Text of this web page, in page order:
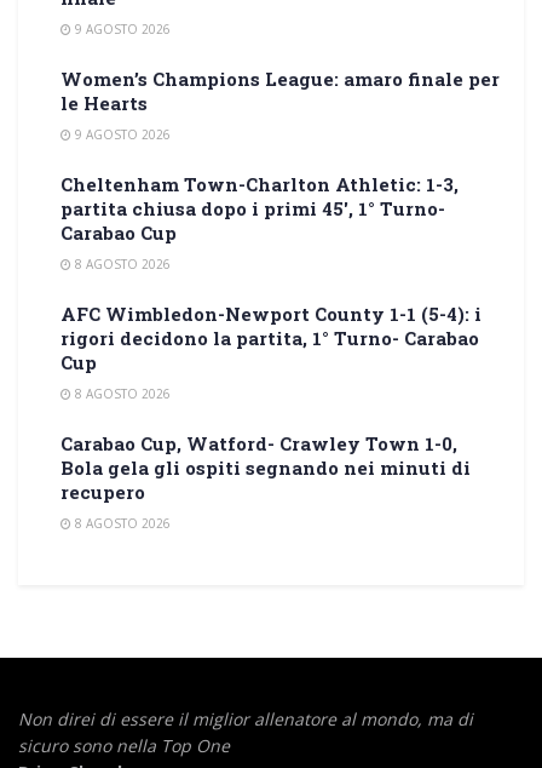
9 AGOSTO 2026
Women’s Champions League: amaro finale per
le Hearts
9 AGOSTO 2026
Cheltenham Town-Charlton Athletic: 1-3,
partita chiusa dopo i primi 45′, 1° Turno-
Carabao Cup
8 AGOSTO 2026
AFC Wimbledon-Newport County 1-1 (5-4): i
rigori decidono la partita, 1° Turno- Carabao
Cup
8 AGOSTO 2026
Carabao Cup, Watford- Crawley Town 1-0,
Bola gela gli ospiti segnando nei minuti di
recupero
8 AGOSTO 2026
Non direi di essere il miglior allenatore al mondo, ma di
sicuro sono nella Top One